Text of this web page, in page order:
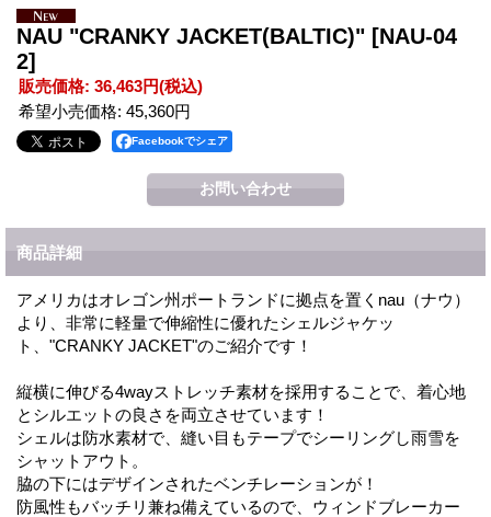
NAU "CRANKY JACKET(BALTIC)" [NAU-04
2]
販売価格: 36,463円(税込)
希望小売価格: 45,360円
Facebookでシェア
商品詳細
アメリカはオレゴン州ポートランドに拠点を置くnau（ナウ）
より、非常に軽量で伸縮性に優れたシェルジャケッ
ト、"CRANKY JACKET"のご紹介です！
縦横に伸びる4wayストレッチ素材を採用することで、着心地
とシルエットの良さを両立させています！
シェルは防水素材で、縫い目もテープでシーリングし雨雪を
シャットアウト。
脇の下にはデザインされたベンチレーションが！
防風性もバッチリ兼ね備えているので、ウィンドブレーカー